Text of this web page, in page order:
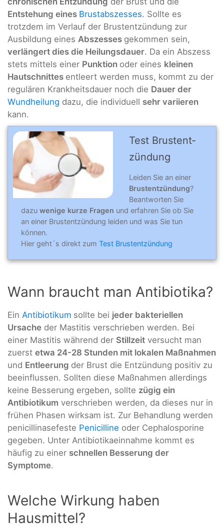
Entstehung eines Brustabszesses. Sollte es
trotzdem im Verlauf der Brustentzündung zur
Ausbildung eines Abszesses gekommen sein,
verlängert dies die Heilungsdauer. Da ein Abszess
stets mittels einer Punktion oder eines kleinen
Hautschnittes entleert werden muss, kommt zu der
regulären Krankheitsdauer noch die Dauer der
Wundheilung dazu, die individuell sehr variieren
kann.
Test Brustent­
zündung
Leiden Sie an einer
Brustentzündung?
Beantworten Sie
dazu wenige kurze Fragen und erfahren Sie ob Sie
an einer Brustentzündung leiden und was Sie tun
können.
Hier geht´s direkt zum Test Brustentzündung
Wann braucht man Antibiotika?
Ein Antibiotikum sollte bei jeder bakteriellen
Ursache der Mastitis verschrieben werden. Bei
einer Mastitis während der Stillzeit versucht man
zuerst etwa 24-28 Stunden mit lokalen Maßnahmen
und Entleerung der Brust die Entzündung positiv zu
beeinflussen. Sollten diese Maßnahmen allerdings
keine Besserung ergeben, sollte zügig ein
Antibiotikum verschrieben werden, da dieses nur in
frühen Phasen wirksam ist. Zur Behandlung werden
penicillinasefeste Penicilline oder Cephalosporine
gegeben. Unter Antibiotikaeinnahme kommt es
häufig zu einer schnellen Besserung der
Symptome.
Welche Wirkung haben
Hausmittel?